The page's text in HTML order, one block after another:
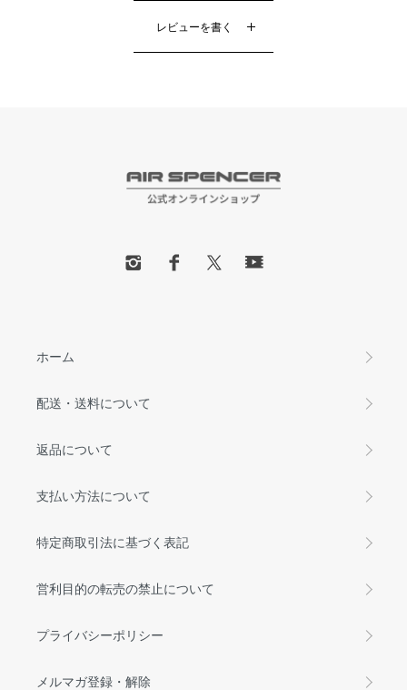
レビューを書く
ホーム
配送・送料について
返品について
支払い方法について
特定商取引法に基づく表記
営利目的の転売の禁止について
プライバシーポリシー
メルマガ登録・解除